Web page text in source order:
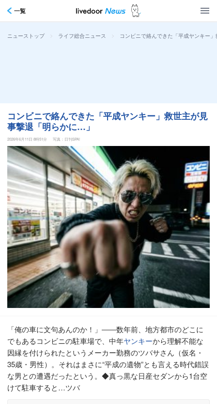
一覧
ニューストップ > ライフ総合ニュース > コンビニで絡んできた「平成ヤンキー
コンビニで絡んできた「平成ヤンキー」救世主が見
事撃退「明らかに…」
2026年6月11日 8時51分 写真：日刊SPA!
「俺の車に文句あんのか！」――数年前、地方都市のどこに
でもあるコンビニの駐車場で、中年ヤンキーから理解不能な
因縁を付けられたというメーカー勤務のツバサさん（仮名・
35歳・男性）。それはまさに“平成の遺物”とも言える時代錯誤
な男との遭遇だったという。◆真っ黒な日産セダンから1台空
けて駐車すると…ツバ